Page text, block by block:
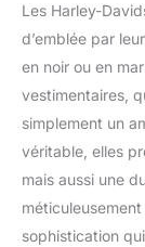
Les Harley-
d’emblée par
en noir ou en
vestimentaires,
simplement un
véritable, elles
mais aussi une
sophistication